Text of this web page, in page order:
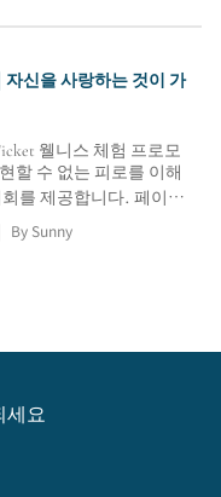
은 에너지를 보충
는 가장 저렴한 방법을
로 표현할 수 없는 피로
자신을 사랑하는 것이 가
웰니스 체험 프로모
할 수 없는 피로를 이해
를 제공합니다. 페이셜
리트먼트부터 에센셜
동 후 회복까지, 타이베
치가 있습니다.
By Sunny
세요